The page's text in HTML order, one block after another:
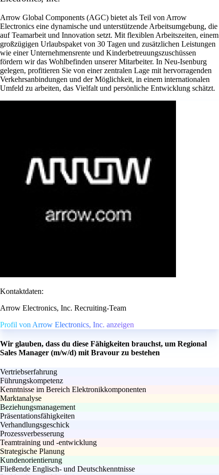
Arrow Global Components (AGC) bietet als Teil von Arrow
Electronics eine dynamische und unterstützende Arbeitsumgebung, die
auf Teamarbeit und Innovation setzt. Mit flexiblen Arbeitszeiten, einem
großzügigen Urlaubspaket von 30 Tagen und zusätzlichen Leistungen
wie einer Unternehmensrente und Kinderbetreuungszuschüssen
fördern wir das Wohlbefinden unserer Mitarbeiter. In Neu-Isenburg
gelegen, profitieren Sie von einer zentralen Lage mit hervorragenden
Verkehrsanbindungen und der Möglichkeit, in einem internationalen
Umfeld zu arbeiten, das Vielfalt und persönliche Entwicklung schätzt.
Kontaktdaten:
Arrow Electronics, Inc. Recruiting-Team
Profil von Arrow Electronics, Inc. anzeigen
Wir glauben, dass du diese Fähigkeiten brauchst, um Regional
Sales Manager (m/w/d) mit Bravour zu bestehen
Vertriebserfahrung
Führungskompetenz
Kenntnisse im Bereich Elektronikkomponenten
Marktanalyse
Beziehungsmanagement
Präsentationsfähigkeiten
Verhandlungsgeschick
Prozessverbesserung
Teamtraining und -entwicklung
Strategische Planung
Kundenorientierung
Fließende Englisch- und Deutschkenntnisse